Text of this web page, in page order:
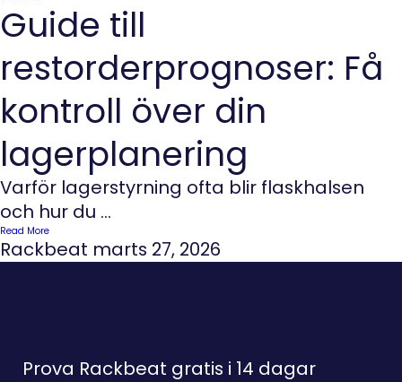
Guide till
restorderprognoser: Få
kontroll över din
lagerplanering
Varför lagerstyrning ofta blir flaskhalsen
och hur du ...
Read More
Rackbeat marts 27, 2026
Prova Rackbeat gratis i 14 dagar